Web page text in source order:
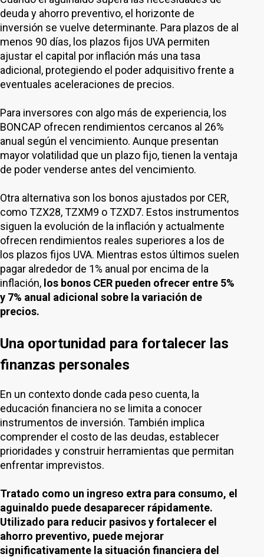
deuda y ahorro preventivo, el horizonte de
inversión se vuelve determinante. Para plazos de al
menos 90 días, los plazos fijos UVA permiten
ajustar el capital por inflación más una tasa
adicional, protegiendo el poder adquisitivo frente a
eventuales aceleraciones de precios.
Para inversores con algo más de experiencia, los
BONCAP ofrecen rendimientos cercanos al 26%
anual según el vencimiento. Aunque presentan
mayor volatilidad que un plazo fijo, tienen la ventaja
de poder venderse antes del vencimiento.
Otra alternativa son los bonos ajustados por CER,
como TZX28, TZXM9 o TZXD7. Estos instrumentos
siguen la evolución de la inflación y actualmente
ofrecen rendimientos reales superiores a los de
los plazos fijos UVA. Mientras estos últimos suelen
pagar alrededor de 1% anual por encima de la
inflación, los bonos CER pueden ofrecer entre 5%
y 7% anual adicional sobre la variación de
precios.
Una oportunidad para fortalecer las
finanzas personales
En un contexto donde cada peso cuenta, la
educación financiera no se limita a conocer
instrumentos de inversión. También implica
comprender el costo de las deudas, establecer
prioridades y construir herramientas que permitan
enfrentar imprevistos.
Tratado como un ingreso extra para consumo, el
aguinaldo puede desaparecer rápidamente.
Utilizado para reducir pasivos y fortalecer el
ahorro preventivo, puede mejorar
significativamente la situación financiera del